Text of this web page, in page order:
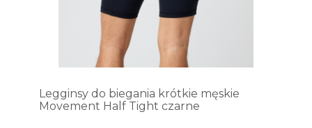
Legginsy do biegania krótkie męskie
Movement Half Tight czarne